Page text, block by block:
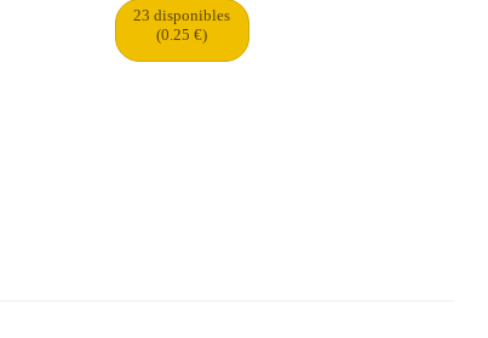
23 disponibles
(0.25 €)